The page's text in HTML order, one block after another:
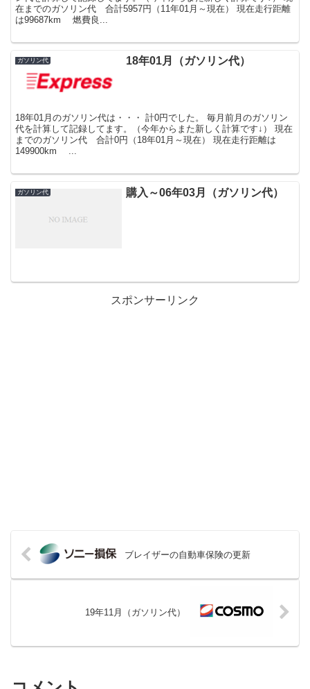
在までのガソリン代 合計5957円（11年01月～現在） 現在走行距離
は99687km 燃費良...
ガソリン代 18年01月（ガソリン代）
18年01月のガソリン代は・・・ 計0円でした。 毎月前月のガソリン
代を計算して記録してます。（今年からまた新しく計算です↓） 現在
までのガソリン代 合計0円（18年01月～現在） 現在走行距離は
149900km ...
ガソリン代 購入～06年03月（ガソリン代）
スポンサーリンク
ブレイザーの自動車保険の更新
19年11月（ガソリン代）